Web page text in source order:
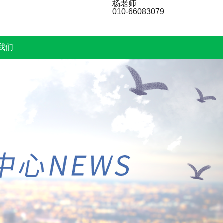
杨老师
010-66083079
们